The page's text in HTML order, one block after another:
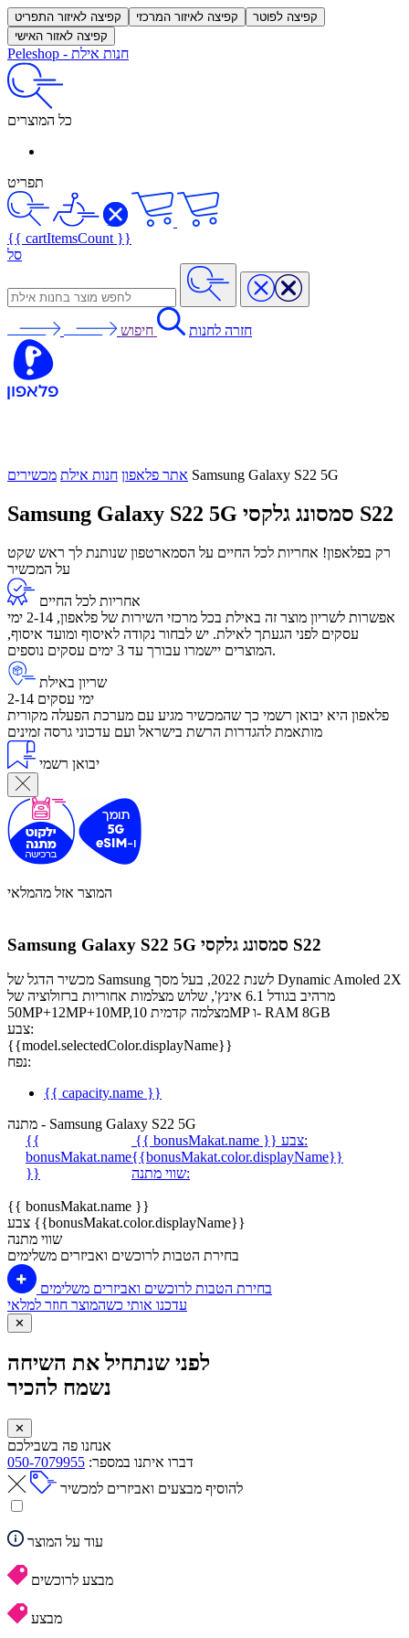
קפיצה לאיזור התפריט קפיצה לאיזור המרכזי
קפיצה לפוטר
קפיצה לאזור האישי
Peleshop - חנות אילת
כל המוצרים
תפריט
{{ cartItemsCount }}
סל
חזרה לחנות חיפוש
אתר פלאפון חנות אילת מכשירים Samsung Galaxy S22 5G
Samsung Galaxy S22 5G סמסונג גלקסי S22
רק בפלאפון! אחריות לכל החיים על הסמארטפון שנותנת לך ראש שקט
על המכשיר
אחריות לכל החיים
אפשרות לשריון מוצר זה באילת בכל מרכזי השירות של פלאפון, 2-14 ימי
עסקים לפני הגעתך לאילת. יש לבחור נקודה לאיסוף ומועד איסוף,
המוצרים יישמרו עבורך עד 3 ימים עסקים נוספים.
שריון באילת
2-14 ימי עסקים
פלאפון היא יבואן רשמי כך שהמכשיר מגיע עם מערכת הפעלה מקורית
מותאמת להגדרות הרשת בישראל ועם עדכוני גרסה זמינים
יבואן רשמי
המוצר אזל מהמלאי
Samsung Galaxy S22 5G סמסונג גלקסי S22
מכשיר הדגל של Samsung לשנת 2022, בעל מסך Dynamic Amoled 2X
מרהיב בגודל 6.1 אינץ', שלוש מצלמות אחוריות ברזולוציה של
50MP+12MP+10MP,מצלמה קדמית 10MP ו- RAM 8GB
צבע:
{{model.selectedColor.displayName}}
נפח:
{{ capacity.name }}
מתנה - Samsung Galaxy S22 5G
{{
bonusMakat.name
}}
{{ bonusMakat.name }}
צבע:
{{bonusMakat.color.displayName}}
שווי מתנה:
{{ bonusMakat.name }}
צבע {{bonusMakat.color.displayName}}
שווי מתנה
בחירת הטבות לרוכשים ואביזרים משלימים
בחירת הטבות לרוכשים ואביזרים משלימים
עדכנו אותי כשהמוצר חוזר למלאי
✕
לפני שנתחיל את השיחה
נשמח להכיר
✕
אנחנו פה בשבילכם
דברו איתנו במספר: 050-7079955
להוסיף מבצעים ואביזרים למכשיר
עוד על המוצר
מבצע לרוכשים
מבצע